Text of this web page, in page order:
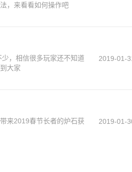
，来看看如何操作吧
，相信很多玩家还不知道
大家
2019-01-
来2019春节长者的炉石获
2019-01-